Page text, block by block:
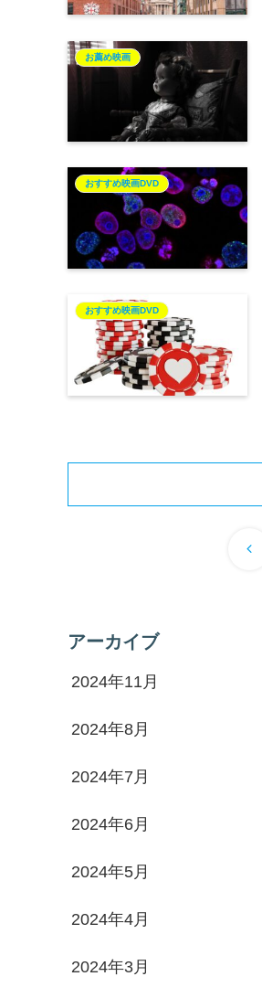
お薦め映画
おすすめ映画DVD
おすすめ映画DVD
前
アーカイブ
2024年11月
2024年8月
2024年7月
2024年6月
2024年5月
2024年4月
2024年3月